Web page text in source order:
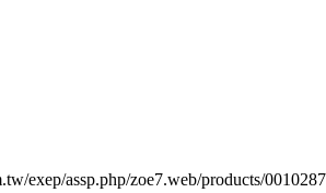
exep/assp.php/zoe7.web/products/